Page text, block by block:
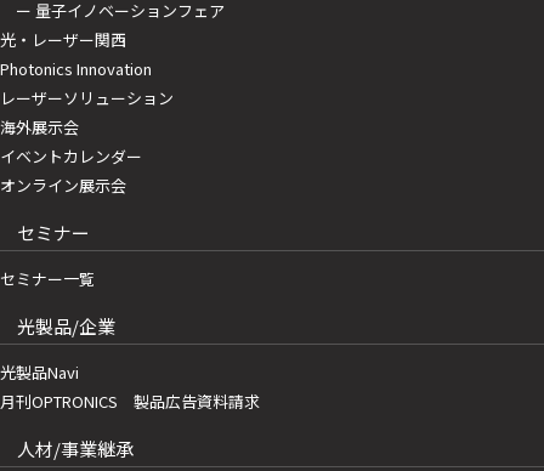
ー 量子イノベーションフェア
光・レーザー関西
Photonics Innovation
レーザーソリューション
海外展示会
イベントカレンダー
オンライン展示会
セミナー
セミナー一覧
光製品/企業
光製品Navi
月刊OPTRONICS 製品広告資料請求
人材/事業継承